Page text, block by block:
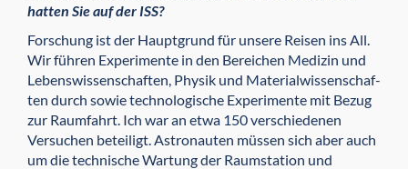
hatten Sie auf der ISS?
Forschung ist der Hauptgrund für unsere Reisen ins All.
Wir führen Experimente in den Bereichen Medizin und
Lebenswissen­schaften, Physik und Material­wissen­schaf­
ten durch sowie technolo­gische Experimente mit Bezug
zur Raumfahrt. Ich war an etwa 150 verschiedenen
Versuchen be­teiligt. Astronauten müssen sich aber auch
um die technische Wartung der Raumstation und